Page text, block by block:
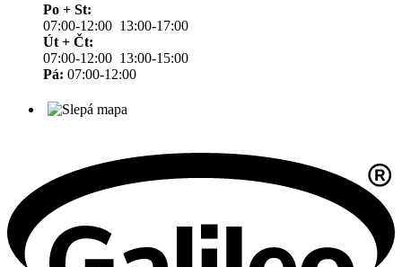
Po + St:
07:00-12:00 13:00-17:00
Út + Čt:
07:00-12:00 13:00-15:00
Pá: 07:00-12:00